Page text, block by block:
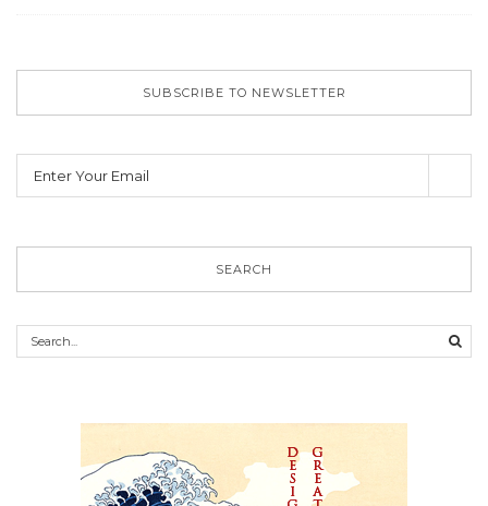
SUBSCRIBE TO NEWSLETTER
SEARCH